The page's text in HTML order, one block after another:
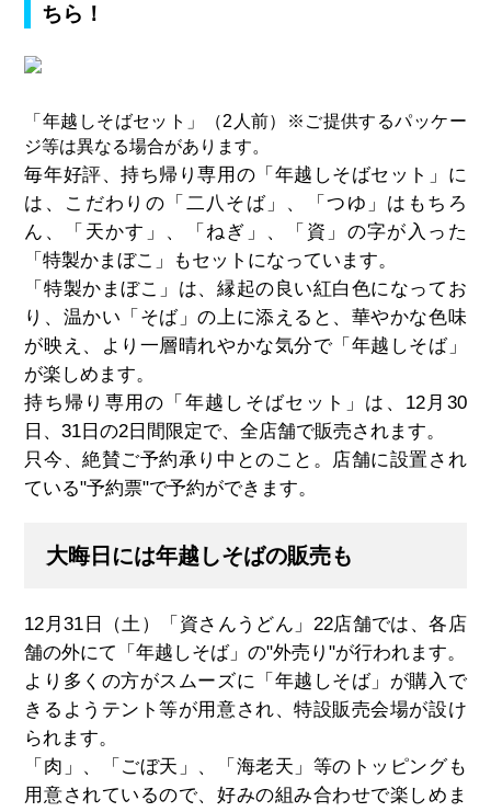
ちら！
「年越しそばセット」（2人前）※ご提供するパッケー
ジ等は異なる場合があります。
毎年好評、持ち帰り専用の「年越しそばセット」に
は、こだわりの「二八そば」、「つゆ」はもちろ
ん、「天かす」、「ねぎ」、「資」の字が入った
「特製かまぼこ」もセットになっています。
「特製かまぼこ」は、縁起の良い紅白色になってお
り、温かい「そば」の上に添えると、華やかな色味
が映え、より一層晴れやかな気分で「年越しそば」
が楽しめます。
持ち帰り専用の「年越しそばセット」は、12月30
日、31日の2日間限定で、全店舗で販売されます。
只今、絶賛ご予約承り中とのこと。店舗に設置され
ている"予約票"で予約ができます。
大晦日には年越しそばの販売も
12月31日（土）「資さんうどん」22店舗では、各店
舗の外にて「年越しそば」の"外売り"が行われます。
より多くの方がスムーズに「年越しそば」が購入で
きるようテント等が用意され、特設販売会場が設け
られます。
「肉」、「ごぼ天」、「海老天」等のトッピングも
用意されているので、好みの組み合わせで楽しめま